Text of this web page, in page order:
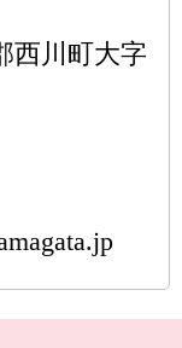
西川町大字